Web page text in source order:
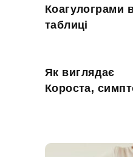
Коагулограми
таблиці
Як виглядає
Короста,